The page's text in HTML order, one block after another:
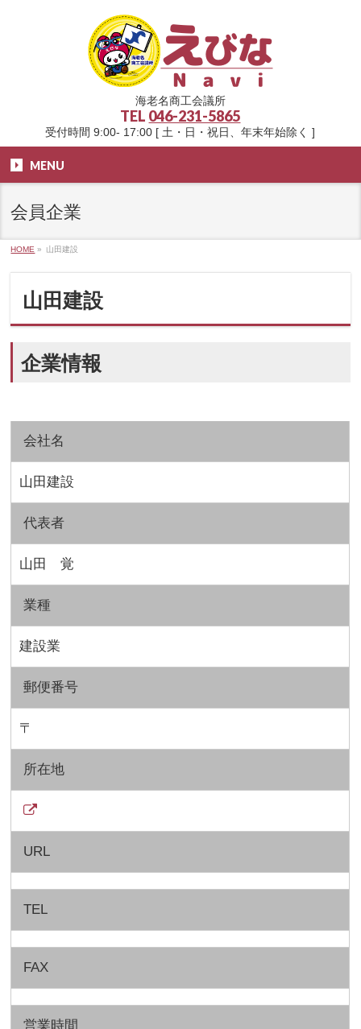
海老名商工会議所
TEL 046-231-5865
受付時間 9:00- 17:00 [ 土・日・祝日、年末年始除く ]
MENU
会員企業
HOME » 山田建設
山田建設
企業情報
会社名
山田建設
代表者
山田 覚
業種
建設業
郵便番号
〒
所在地
URL
TEL
FAX
営業時間